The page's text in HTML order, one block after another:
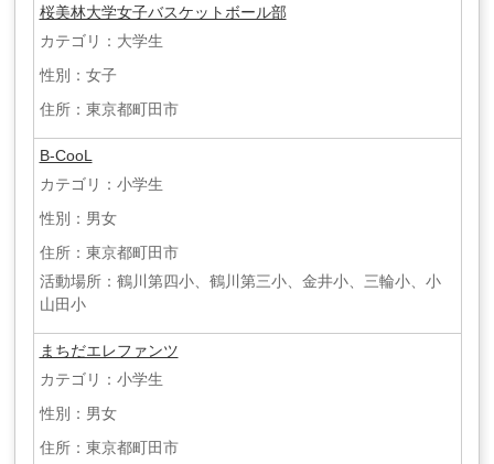
桜美林大学女子バスケットボール部
カテゴリ：大学生
性別：女子
住所：東京都町田市
B-CooL
カテゴリ：小学生
性別：男女
住所：東京都町田市
活動場所：鶴川第四小、鶴川第三小、金井小、三輪小、小
山田小
まちだエレファンツ
カテゴリ：小学生
性別：男女
住所：東京都町田市